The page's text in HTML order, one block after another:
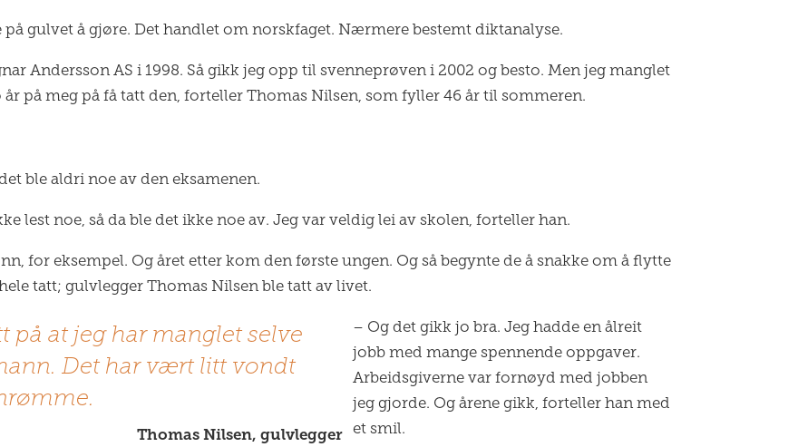
gulvet å gjøre. Det handlet om norskfaget. Nærmere bestemt diktanalyse.
Andersson AS i 1998. Så gikk jeg opp til svenneprøven i 2002 og besto. Men jeg manglet
på meg på få tatt den, forteller Thomas Nilsen, som fyller 46 år til sommeren.
ble aldri noe av den eksamenen.
lest noe, så da ble det ikke noe av. Jeg var veldig lei av skolen, forteller han.
for eksempel. Og året etter kom den første ungen. Og så begynte de å snakke om å flytte
tatt; gulvlegger Thomas Nilsen ble tatt av livet.
på at jeg har manglet selve
Det har vært litt vondt
Thomas Nilsen, gulvlegger
– Og det gikk jo bra. Jeg hadde en ålreit
jobb med mange spennende oppgaver.
Arbeidsgiverne var fornøyd med jobben
jeg gjorde. Og årene gikk, forteller han med
et smil.